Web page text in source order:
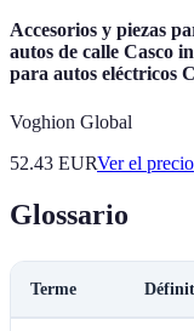
Accesorios y piezas
autos de calle Casco
para autos eléctricos
Voghion Global
52.43 EURVer el precio
Glossario
Terme